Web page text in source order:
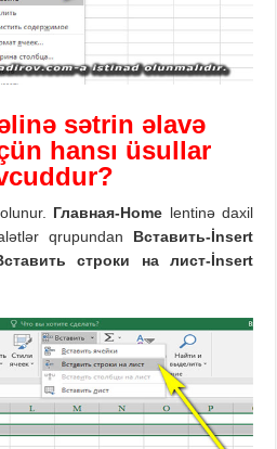
sətrin əlavə
hansı üsullar
Главная-Home lentinə daxil
qrupundan Вставить-İnsert
строки на лист-İnsert